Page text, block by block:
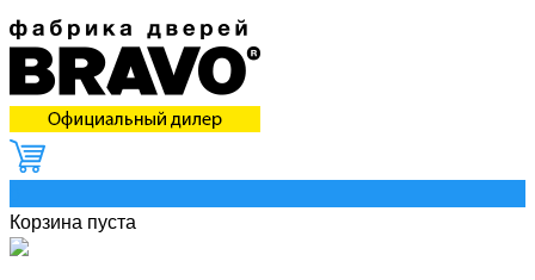
Корзина пуста